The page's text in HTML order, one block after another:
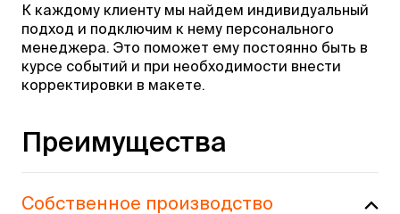
К каждому клиенту мы найдем индивидуальный
подход и подключим к нему персонального
менеджера. Это поможет ему постоянно быть в
курсе событий и при необходимости внести
корректировки в макете.
Преимущества
Собственное производство